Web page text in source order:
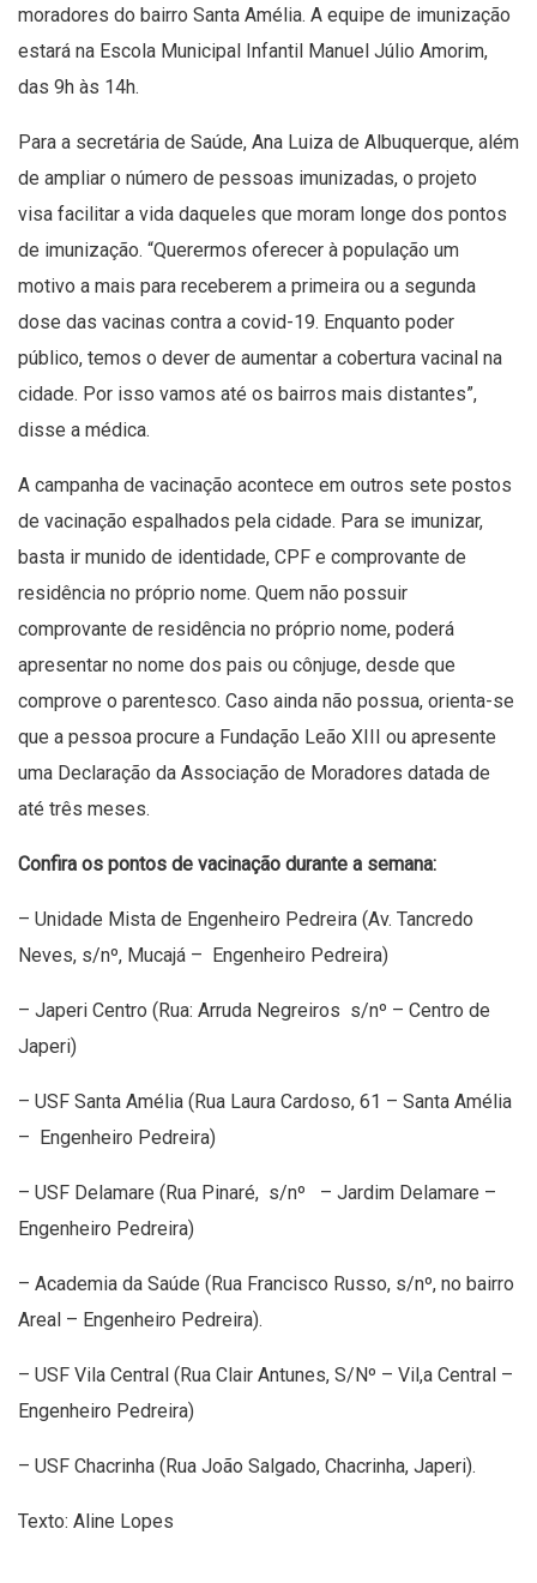
moradores do bairro Santa Amélia. A equipe de imunização
estará na Escola Municipal Infantil Manuel Júlio Amorim,
das 9h às 14h.
Para a secretária de Saúde, Ana Luiza de Albuquerque, além
de ampliar o número de pessoas imunizadas, o projeto
visa facilitar a vida daqueles que moram longe dos pontos
de imunização. “Querermos oferecer à população um
motivo a mais para receberem a primeira ou a segunda
dose das vacinas contra a covid-19. Enquanto poder
público, temos o dever de aumentar a cobertura vacinal na
cidade. Por isso vamos até os bairros mais distantes”,
disse a médica.
A campanha de vacinação acontece em outros sete postos
de vacinação espalhados pela cidade. Para se imunizar,
basta ir munido de identidade, CPF e comprovante de
residência no próprio nome. Quem não possuir
comprovante de residência no próprio nome, poderá
apresentar no nome dos pais ou cônjuge, desde que
comprove o parentesco. Caso ainda não possua, orienta-se
que a pessoa procure a Fundação Leão XIII ou apresente
uma Declaração da Associação de Moradores datada de
até três meses.
Confira os pontos de vacinação durante a semana:
– Unidade Mista de Engenheiro Pedreira (Av. Tancredo
Neves, s/nº, Mucajá – Engenheiro Pedreira)
– Japeri Centro (Rua: Arruda Negreiros s/nº – Centro de
Japeri)
– USF Santa Amélia (Rua Laura Cardoso, 61 – Santa Amélia
– Engenheiro Pedreira)
– USF Delamare (Rua Pinaré, s/nº – Jardim Delamare –
Engenheiro Pedreira)
– Academia da Saúde (Rua Francisco Russo, s/nº, no bairro
Areal – Engenheiro Pedreira).
– USF Vila Central (Rua Clair Antunes, S/Nº – Vil,a Central –
Engenheiro Pedreira)
– USF Chacrinha (Rua João Salgado, Chacrinha, Japeri).
Texto: Aline Lopes